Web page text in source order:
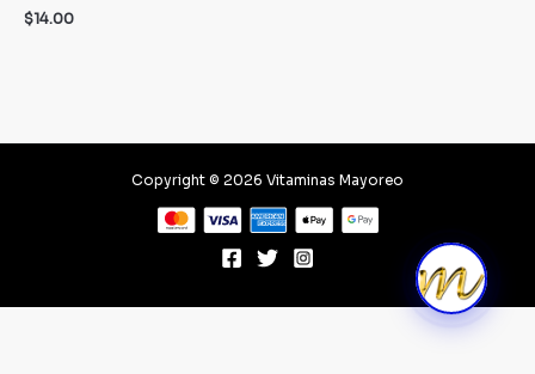
$14.00
Copyright © 2026 Vitaminas Mayoreo